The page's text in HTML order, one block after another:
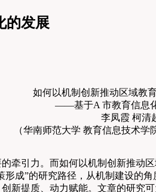
的发展
如何以机制创新推动区域教
——基于A 市教育信息
李凤霞 柯清
（华南师范大学 教育信息技术学
牵引力。而如何以机制创新推动
”的研究路径，从机制建设的
新提质、动力赋能。文章的研究